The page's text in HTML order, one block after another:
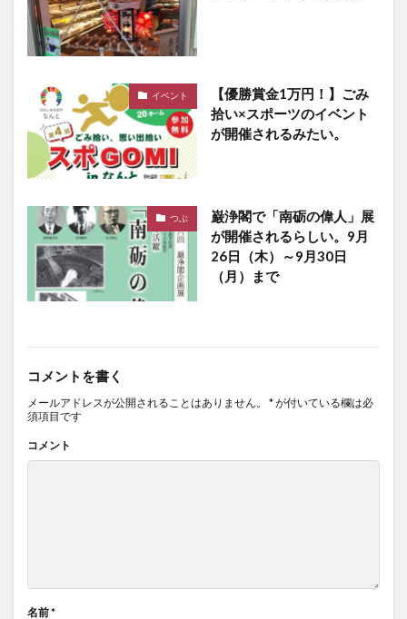
イベント
【優勝賞金1万円！】ごみ
拾い×スポーツのイベント
が開催されるみたい。
つぶ
巌浄閣で「南砺の偉人」展
が開催されるらしい。9月
26日（木）～9月30日
（月）まで
コメントを書く
メールアドレスが公開されることはありません。 *が付いている欄は必
須項目です
コメント
名前*